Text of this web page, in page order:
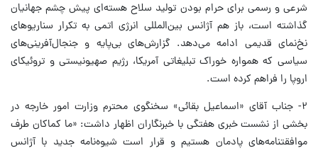
شرعی و رسمی برای حرام بودن تولید سلاح هسته‌ای پیش چشم جهانیان
گذاشته است، باز هم آژانس بین‌المللی انرژی اتمی به تکرار سناریوهای
نخ‌نمای قدیمی ادامه می‌دهد. گزارش‌های بی‌پایه و جنجال‌آفرینی‌های
سیاسی که همواره خوراک تبلیغاتی آمریکا، رژیم صهیونیستی و تروئیکای
اروپا را فراهم کرده است.
۲- جناب آقای «اسماعیل بقائی» سخنگوی محترم وزارت امور خارجه در
بخشی از نشست خبری هفتگی با خبرنگاران اظهار داشت: «ما کماکان طرف
موافقتنامه‌های پادمان هستیم و قرار است شیوه‌نامه جدید با آژانس